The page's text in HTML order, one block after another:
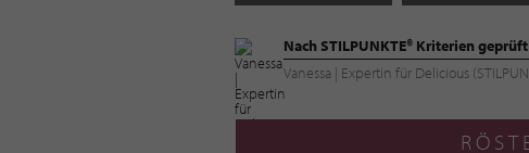
Nach STILPUNKTE® Kriterien
Vanessa | Expertin für Delicious